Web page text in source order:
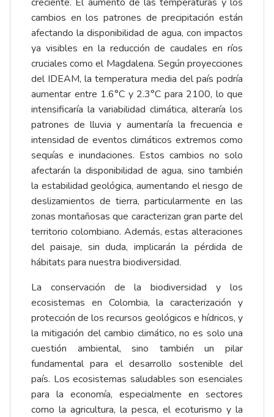
cambios en los patrones de precipitación están
afectando la disponibilidad de agua, con impactos
ya visibles en la reducción de caudales en ríos
cruciales como el Magdalena. Según proyecciones
del IDEAM, la temperatura media del país podría
aumentar entre 1.6°C y 2.3°C para 2100, lo que
intensificaría la variabilidad climática, alteraría los
patrones de lluvia y aumentaría la frecuencia e
intensidad de eventos climáticos extremos como
sequías e inundaciones. Estos cambios no solo
afectarán la disponibilidad de agua, sino también
la estabilidad geológica, aumentando el riesgo de
deslizamientos de tierra, particularmente en las
zonas montañosas que caracterizan gran parte del
territorio colombiano. Además, estas alteraciones
del paisaje, sin duda, implicarán la pérdida de
hábitats para nuestra biodiversidad.
La conservación de la biodiversidad y los
ecosistemas en Colombia, la caracterización y
protección de los recursos geológicos e hídricos, y
la mitigación del cambio climático, no es solo una
cuestión ambiental, sino también un pilar
fundamental para el desarrollo sostenible del
país. Los ecosistemas saludables son esenciales
para la economía, especialmente en sectores
como la agricultura, la pesca, el ecoturismo y la